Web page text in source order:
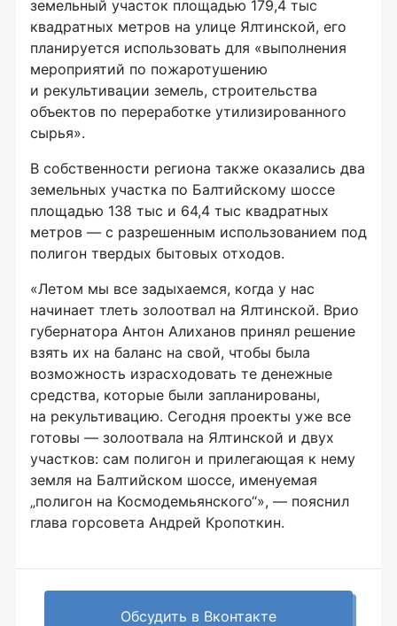
земельный участок площадью 179,4 тыс
квадратных метров на улице Ялтинской, его
планируется использовать для «выполнения
мероприятий по пожаротушению
и рекультивации земель, строительства
объектов по переработке утилизированного
сырья».
В собственности региона также оказались два
земельных участка по Балтийскому шоссе
площадью 138 тыс и 64,4 тыс квадратных
метров — с разрешенным использованием под
полигон твердых бытовых отходов.
«Летом мы все задыхаемся, когда у нас
начинает тлеть золоотвал на Ялтинской. Врио
губернатора Антон Алиханов принял решение
взять их на баланс на свой, чтобы была
возможность израсходовать те денежные
средства, которые были запланированы,
на рекультивацию. Сегодня проекты уже все
готовы — золоотвала на Ялтинской и двух
участков: сам полигон и прилегающая к нему
земля на Балтийском шоссе, именуемая
„полигон на Космодемьянского“», — пояснил
глава горсовета Андрей Кропоткин.
Обсудить в Вконтакте